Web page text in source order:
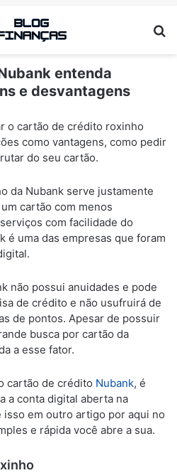
entenda
e desvantagens
o cartão de crédito roxinho
como vantagens, como pedir
do seu cartão.
da Nubank serve justamente
cartão com menos
com facilidade do
é uma das empresas que foram
não possui anuidades e pode
de crédito e não usufruirá de
de pontos. Apesar de possuir
busca por cartão da
a esse fator.
cartão de crédito Nubank, é
a conta digital aberta na
isso em outro artigo por aqui no
e rápida você abre a sua.